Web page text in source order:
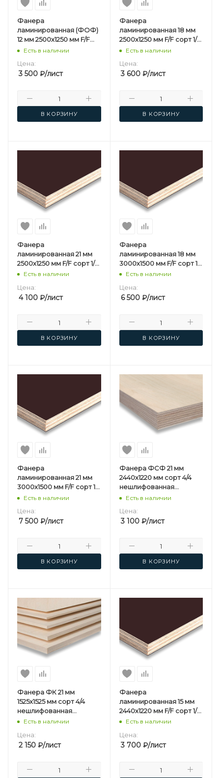
Фанера
ламинированная (ФОФ)
12 мм 2500х1250 мм F/F
сорт 1/1 березовая
Есть в наличии
Цена:
3 500 ₽/лист
В КОРЗИНУ
Фанера
ламинированная 18 мм
2500х1250 мм F/F сорт 1/1
березовая
Есть в наличии
Цена:
3 600₽/лист
В КОРЗИНУ
Фанера
ламинированная 21 мм
2500х1250 мм F/F сорт 1/1
березовая
Есть в наличии
Цена:
4 100 ₽/лист
В КОРЗИНУ
Фанера
ламинированная 18 мм
3000х1500 мм F/F сорт 1/1
березовая
Есть в наличии
Цена:
6 500₽/лист
В КОРЗИНУ
Фанера
ламинированная 21 мм
3000х1500 мм F/F сорт 1/1
березовая
Есть в наличии
Цена:
7 500 ₽/лист
В КОРЗИНУ
Фанера ФСФ 21 мм
2440х1220 мм сорт 4/4
нешлифованная
березовая
Есть в наличии
Цена:
3 100₽/лист
В КОРЗИНУ
Фанера ФК 21 мм
1525х1525 мм сорт 4/4
нешлифованная
березовая
Есть в наличии
Цена:
2 150 ₽/лист
Фанера
ламинированная 15 мм
2440х1220 мм F/F сорт 1/1
березовая
Есть в наличии
Цена:
3 700₽/лист